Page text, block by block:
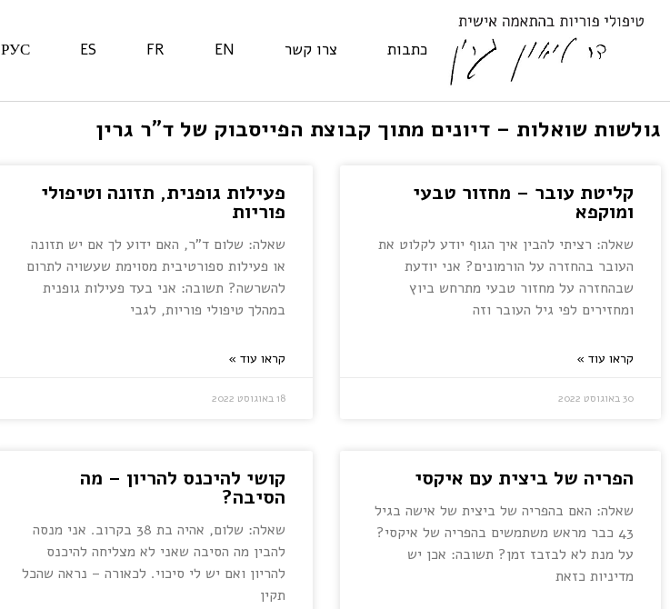
כתבות צרו קשר EN
FR
ES
РУС
גולשות שואלות – דיונים מתוך קבוצת הפייסבוק של ד"ר גרין
קליטת עובר – מחזור טבעי
ומוקפא
שאלה: רציתי להבין איך הגוף יודע לקלוט את
העובר בהחזרה על הורמונים? אני יודעת
שבהחזרה על מחזור טבעי מתרחש ביוץ
ומחזירים לפי גיל העובר וזה
קראו עוד »
30 באוגוסט 2022
פעילות גופנית, תזונה וטיפולי
פוריות
שאלה: שלום ד"ר, האם ידוע לך אם יש תזונה
או פעילות ספורטיבית מסוימת שעשויה לתרום
להשרשה? תשובה: אני בעד פעילות גופנית
במהלך טיפולי פוריות, לגבי
קראו עוד »
18 באוגוסט 2022
הפריה של ביצית עם איקסי
שאלה: האם בהפריה של ביצית של אישה בגיל
43 כבר מראש משתמשים בהפריה של איקסי?
על מנת לא לבזבז זמן? תשובה: אכן יש
מדיניות כזאת
קושי להיכנס להריון – מה
הסיבה?
שאלה: שלום, אהיה בת 38 בקרוב. אני מנסה
להבין מה הסיבה שאני לא מצליחה להיכנס
להריון ואם יש לי סיכוי. לכאורה – נראה שהכל
תקין